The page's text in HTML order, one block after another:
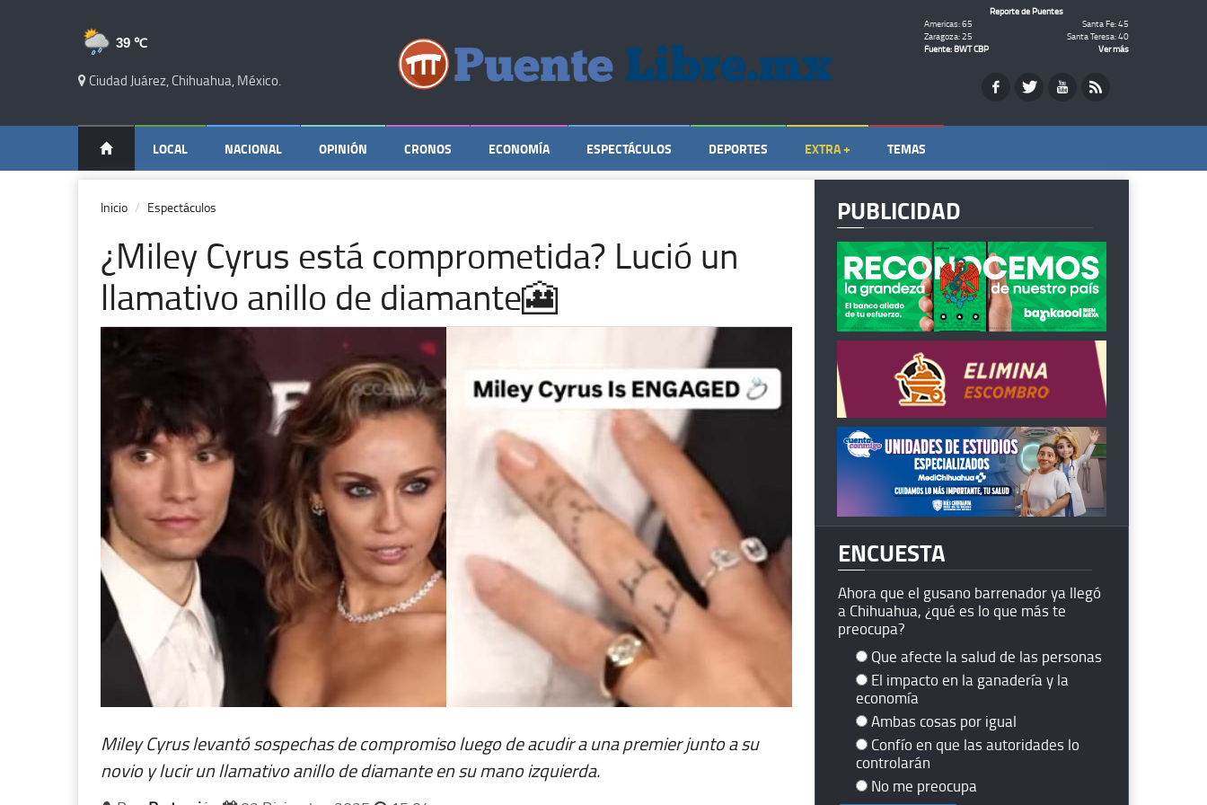
39 ℃
Ciudad Juárez, Chihuahua, México.
Reporte de Puentes
Americas: 65
Santa Fe: 45
Zaragoza: 25
Santa Teresa: 40
Fuente: BWT CBP
Ver más
LOCAL NACIONAL OPINIÓN CRONOS ECONOMÍA ESPECTÁCULOS DEPORTES EXTRA + TEMAS
Inicio Espectáculos
¿Miley Cyrus está comprometida? Lució un
llamativo anillo de diamante🎦
Miley Cyrus levantó sospechas de compromiso luego de acudir a una premier junto a su
novio y lucir un llamativo anillo de diamante en su mano izquierda.
PUBLICIDAD
ENCUESTA
Ahora que el gusano barrenador ya llegó
a Chihuahua, ¿qué es lo que más te
preocupa?
Que afecte la salud de las personas
El impacto en la ganadería y la
economía
Ambas cosas por igual
Confío en que las autoridades lo
controlarán
No me preocupa